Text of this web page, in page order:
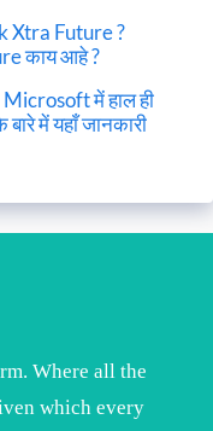
Xtra Future ?
काय आहे ?
में हाल ही
में यहाँ जानकारी
Where all the
which every